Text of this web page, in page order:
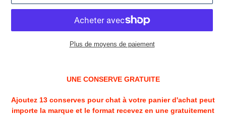
Plus de moyens de paiement
à
votre
UNE CONSERVE GRATUITE
Ajoutez 13 conserves pour chat à votre panier d'achat peut
importe la marque et le format recevez en une gratuitement